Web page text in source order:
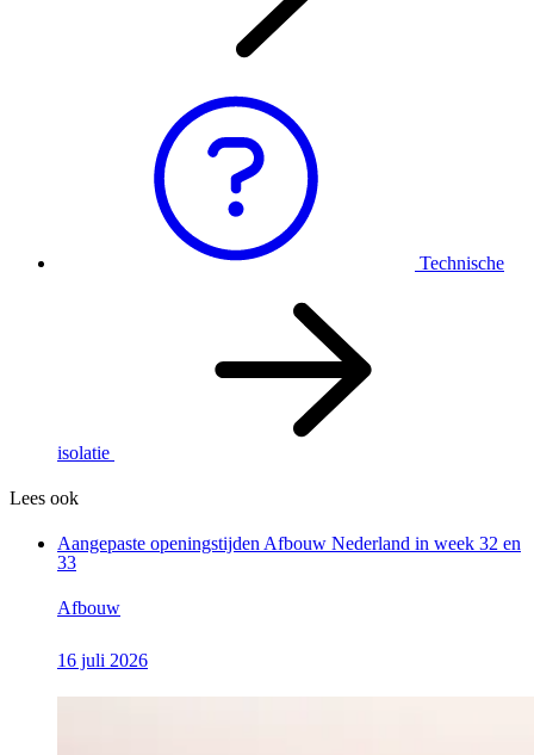
Technische
isolatie
Lees ook
Aangepaste openingstijden Afbouw Nederland in week 32 en
33
Afbouw
16 juli 2026